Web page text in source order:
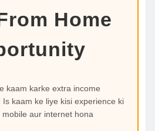
Home
kaam karke extra income
kaam ke liye kisi experience ki
aur internet hona